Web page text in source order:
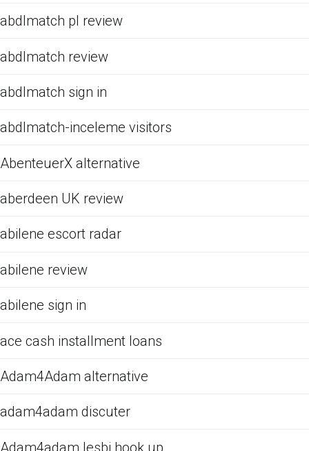
abdlmatch pl review
abdlmatch review
abdlmatch sign in
abdlmatch-inceleme visitors
AbenteuerX alternative
aberdeen UK review
abilene escort radar
abilene review
abilene sign in
ace cash installment loans
Adam4Adam alternative
adam4adam discuter
Adam4adam lesbi hook up